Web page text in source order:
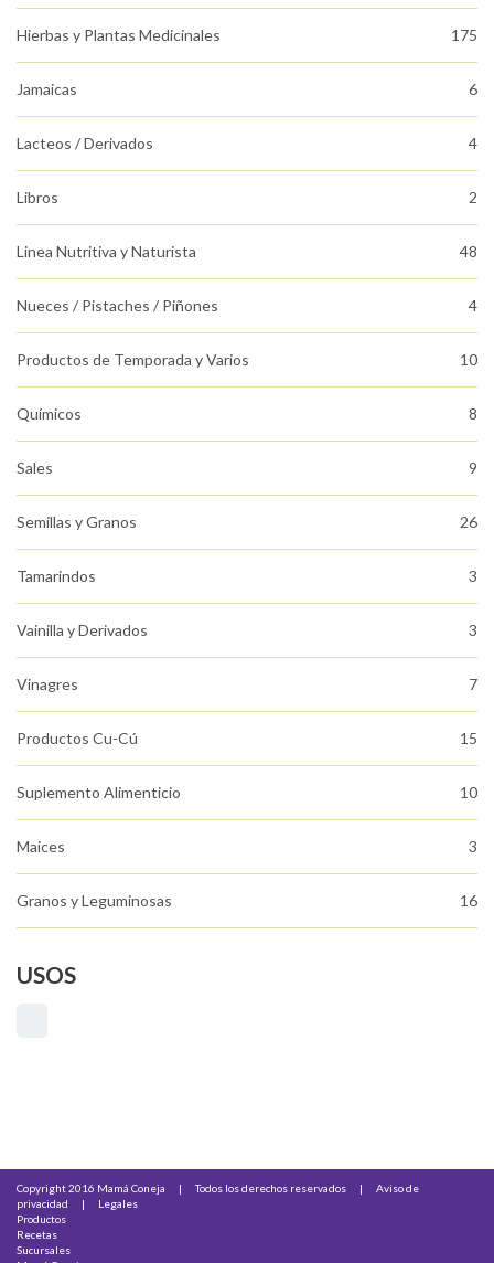
Hierbas y Plantas Medicinales 175
Jamaicas 6
Lacteos / Derivados 4
Libros 2
Linea Nutritiva y Naturista 48
Nueces / Pistaches / Piñones 4
Productos de Temporada y Varios 10
Químicos 8
Sales 9
Semillas y Granos 26
Tamarindos 3
Vainilla y Derivados 3
Vinagres 7
Productos Cu-Cú 15
Suplemento Alimenticio 10
Maices 3
Granos y Leguminosas 16
USOS
Copyright 2016 Mamá Coneja | Todos los derechos reservados |
Aviso de
privacidad
|
Legales
Productos
Recetas
Sucursales